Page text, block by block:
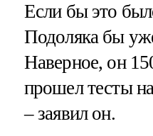
Если бы это
Подоляка бы
Наверное, он
прошел тесты
– заявил он.